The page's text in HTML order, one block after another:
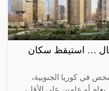
… استيقظ سكان
51 مليون شخص في كوريا الجنوبية،
بعام أو عامين على الأقل،